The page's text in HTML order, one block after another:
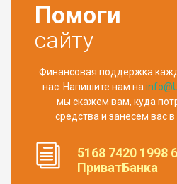
Помоги
сайту
Финансовая поддержка
нас. Напишите нам на
мы скажем вам, куда
средства и занесем вас
5168 7420 1998
ПриватБанка